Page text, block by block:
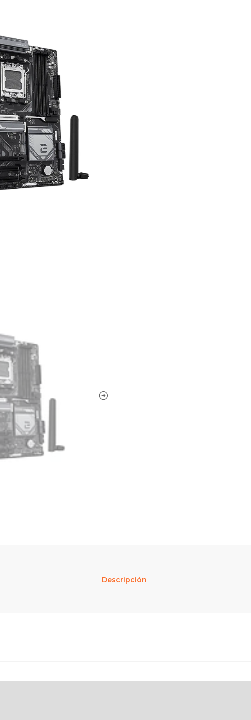
Descripción